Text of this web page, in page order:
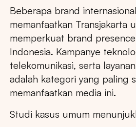
Beberapa brand
memanfaatkan Transjakarta
memperkuat brand
Indonesia. Kampanye
telekomunikasi, serta
adalah kategori yang paling
memanfaatkan media ini.
Studi kasus umum